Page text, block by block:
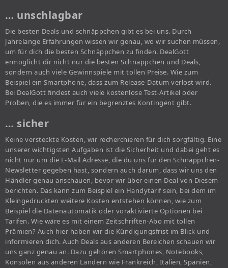
… unschlagbar
Die besten Deals und schnäppchen gibt es bei uns. Durch
Jahrelange Erfahrungen wissen wir genau, wo wir suchen müssen,
um für dich die besten Schnäppchen zu finden. DealGott
ermöglicht dir nicht nur die besten Schnäppchen und Deals,
sondern auch viele Gewinnspiele mit tollen Preise. Wie zum
Beispiel ein Smartphone, dass zum Release-Datum verlost wird.
Bei DealGott findest auch viele kostenlose Test-Artikel oder
Proben, die es immer für ein begrenztes Kontingent gibt.
… sicher
Keine versteckte Kosten, wir recherchieren für dich sorgfältig. Eine
unserer wichtigsten Aufgaben ist die Sicherheit und dabei geht es
nicht nur um die E-Mail Adresse, die du uns für den Schnäppchen-
Newsletter gegeben hast, sondern auch darum, dass wir uns den
Händler genau anschauen, bevor wir über einen Deal von Diesem
berichten. Das kann zum Beispiel ein Handytarif sein, bei dem im
Kleingedruckten weitere Kosten entstehen können, wie zum
Beispiel die Datenautomatik oder voraktivierte Optionen bei
Tarifen. Wie wäre es mit einem Zeitschriften-Abo mit tollen
Prämien? Auch hier haben wir die Kündigungsfrist im Blick und
informieren dich. Auch Deals aus anderen Bereichen schauen wir
uns ganz genau an. Dazu gehören Smartphones, Notebooks,
Konsolen aus anderen Ländern wie Frankreich, Italien, Spanien,